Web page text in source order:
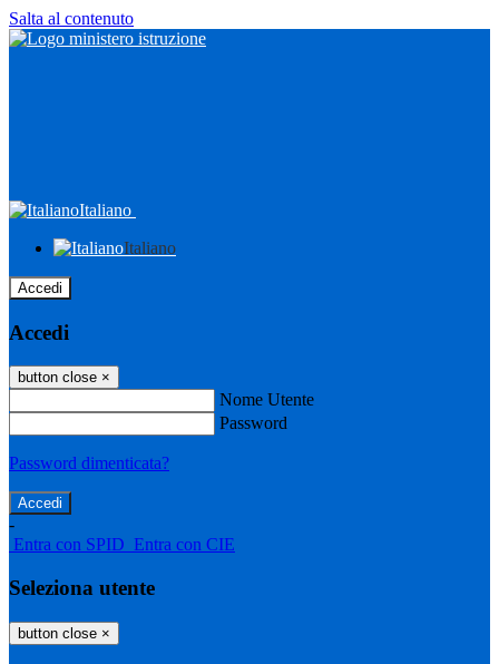
Salta al contenuto
Italiano
Italiano
Accedi
Accedi
button close ×
Nome Utente
Password
Password dimenticata?
-
Entra con SPID Entra con CIE
Seleziona utente
button close ×